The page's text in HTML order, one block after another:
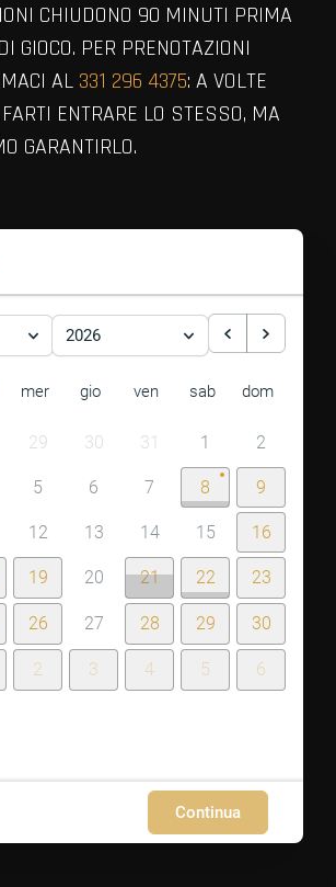
2026
mer gio ven sab dom
29 30 31 1 2
5 6 7 8 9
12 13 14 15 16
19 20 21 22 23
26 27 28 29 30
2 3 4 5 6
Continua
CHIUDONO 90 MINUTI PRIMA
GIOCO. PER PRENOTAZIONI
AL 331 296 4375: A VOLTE
ENTRARE LO STESSO, MA
GARANTIRLO.